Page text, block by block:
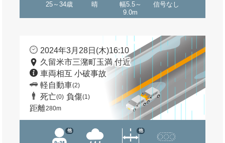
25～34歳 晴
幅5.5～
9.0m
信号なし
2024年3月28日(木)16:10
久留米市三潴町玉満 付近
車両相互 小破事故
軽自動車(2)
死亡(0) 負傷(1)
距離280m
他 他